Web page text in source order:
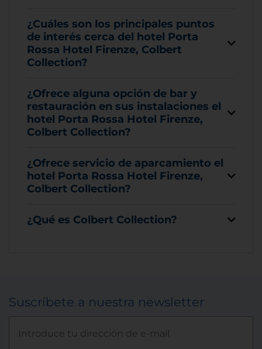
¿Cuáles son los principales puntos
de interés cerca del hotel Porta
Rossa Hotel Firenze, Colbert
Collection?
¿Ofrece alguna opción de bar y
restauración en sus instalaciones el
hotel Porta Rossa Hotel Firenze,
Colbert Collection?
¿Ofrece servicio de aparcamiento el
hotel Porta Rossa Hotel Firenze,
Colbert Collection?
¿Qué es Colbert Collection?
Suscríbete a nuestra newsletter